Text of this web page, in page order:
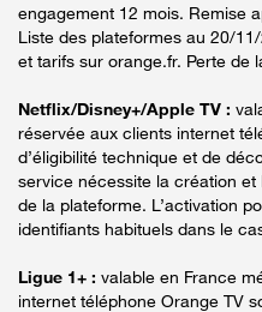
engagement 12 mois. Remise
Liste des plateformes au 20/
et tarifs sur orange.fr. Perte de
Netflix/Disney+/Apple TV :
réservée aux clients internet
d’éligibilité technique et de
service nécessite la création
de la plateforme. L’activation
identifiants habituels dans le
Ligue 1+ : valable en France
internet téléphone Orange TV